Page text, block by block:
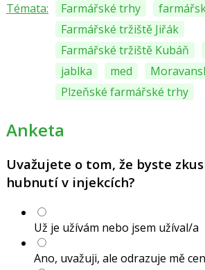
Témata:
Farmářské trhy
Farmářské tržiště Jiřák
Farmářské tržiště Kubáň
jablka
med
Plzeňské farmářské trhy
Anketa
Uvažujete o tom, že byste
hubnutí v injekcích?
Už je užívám nebo jsem užíval/a
Ano, uvažuji, ale odrazuje mě